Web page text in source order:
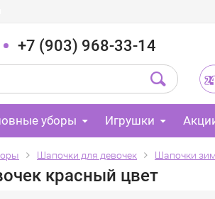
+7 (903) 968-33-14
уборы Игрушки
Шапочки для девочек Шапочки
красный цвет